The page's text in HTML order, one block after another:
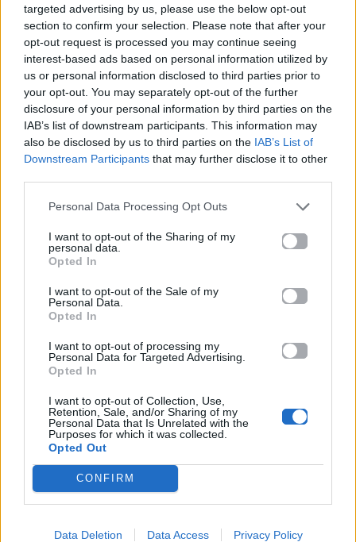
targeted advertising by us, please use the below opt-out
section to confirm your selection. Please note that after your
opt-out request is processed you may continue seeing
interest-based ads based on personal information utilized by
us or personal information disclosed to third parties prior to
your opt-out. You may separately opt-out of the further
disclosure of your personal information by third parties on the
IAB’s list of downstream participants. This information may
also be disclosed by us to third parties on the IAB’s List of
Downstream Participants that may further disclose it to other
Personal Data Processing Opt Outs
I want to opt-out of the Sharing of my
personal data.
Opted In
I want to opt-out of the Sale of my
Personal Data.
Opted In
I want to opt-out of processing my
Personal Data for Targeted Advertising.
Opted In
I want to opt-out of Collection, Use,
Retention, Sale, and/or Sharing of my
Personal Data that Is Unrelated with the
Purposes for which it was collected.
Opted Out
CONFIRM
Data Deletion Data Access Privacy Policy
O Ashton Kutcher
μιλά για πρώτη
φορά μετά τις
φήμες απιστίας στο
δήλωσε
15.12.2014
Νότης
Σφακιανάκης:
«Άκουσα εμένα σε
ήμουν εγώ, ήταν ο
Θλιβερό»
Βιογραφικά
Καλλιτεχνών
με πληροφορίες για
και σημαντικές στιγμές
τους στην ελληνική
μουσική σκηνή